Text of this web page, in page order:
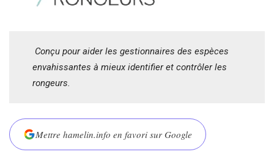
Conçu pour aider les gestionnaires des espèces
envahissantes à mieux identifier et contrôler les
rongeurs.
Mettre hamelin.info en favori sur Google